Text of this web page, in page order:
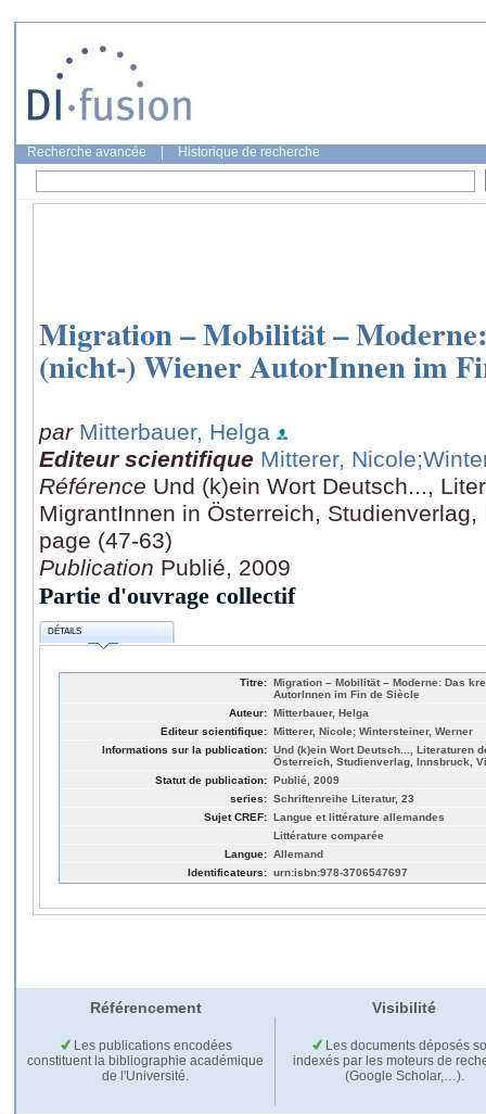
Recherche avancée Historique de recherche
Migration – Mobilität –
(nicht-) Wiener AutorInnen im
par Mitterbauer, Helga
Editeur scientifique Mitterer, Nicole
Référence Und (k)ein Wort Deutsch...,
MigrantInnen in Österreich,
page (47-63)
Publication Publié, 2009
Partie d'ouvrage collectif
DÉTAILS
Titre: Migration – Mobilität – Moderne: Das
AutorInnen im Fin de Siècle
Auteur: Mitterbauer, Helga
Editeur scientifique: Mitterer, Nicole; Wintersteiner, Werner
Informations sur la publication: Und (k)ein Wort Deutsch..., Literaturen
Österreich, Studienverlag, Innsbruck,
Statut de publication: Publié, 2009
series: Schriftenreihe Literatur, 23
Sujet CREF: Langue et littérature allemandes
Littérature comparée
Langue: Allemand
Identificateurs: urn:isbn:978-3706547697
Référencement Visibilité
Les publications encodées
constituent la bibliographie académique
de l'Université.
Les documents déposés
indexés par les moteurs de
(Google Scholar,…).